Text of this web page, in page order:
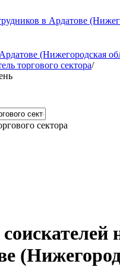
в Ардатове
(Нижегородская
торгового сектора/
сектора